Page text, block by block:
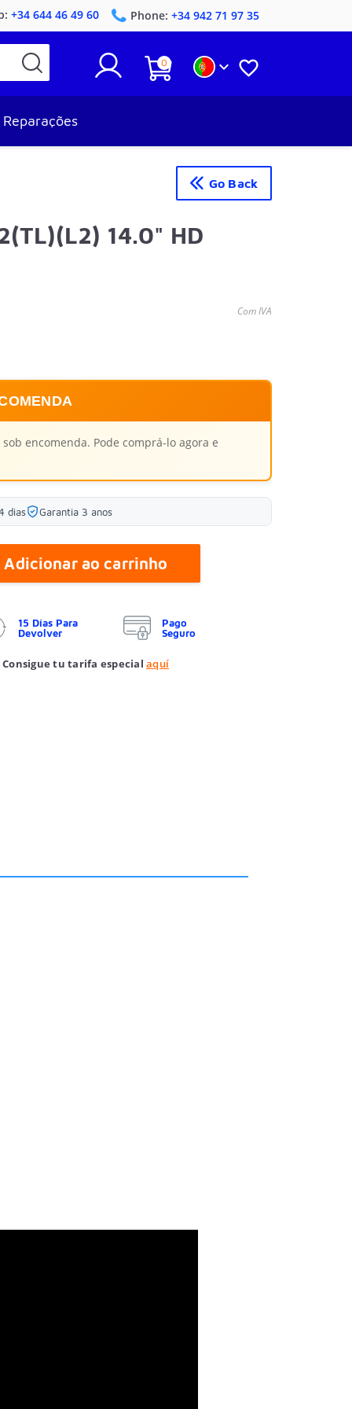
+34 644 46 49 60 Phone: +34 942 71 97 35
0  
Reparações
Go Back
14.0" HD
Com IVA
encomenda. Pode comprá-lo agora e
dias Garantia 3 anos
Adicionar ao carrinho
15 Días Para
Devolver
Pago
Seguro
tu tarifa especial aquí